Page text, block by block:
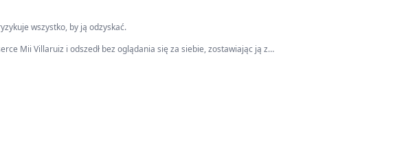
wszystko, by ją odzyskać.
Mii Villaruiz i odszedł bez oglądania się za siebie, zostawiając ją z
Kiedy Mia dostaje zlecenie, by zająć się wartym miliardy imperium